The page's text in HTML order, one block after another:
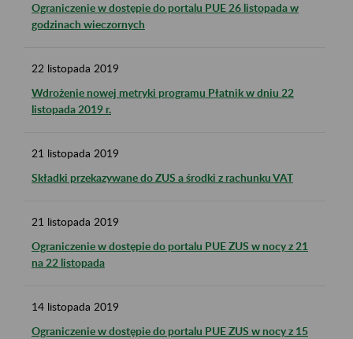
Ograniczenie w dostępie do portalu PUE 26 listopada w
godzinach wieczornych
22 listopada 2019
Wdrożenie nowej metryki programu Płatnik w dniu 22
listopada 2019 r.
21 listopada 2019
Składki przekazywane do ZUS a środki z rachunku VAT
21 listopada 2019
Ograniczenie w dostępie do portalu PUE ZUS w nocy z 21
na 22 listopada
14 listopada 2019
Ograniczenie w dostępie do portalu PUE ZUS w nocy z 15